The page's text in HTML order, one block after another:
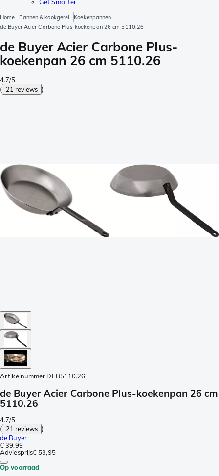
Get Smarter
Home Pannen & kookgerei
Koekenpannen
de Buyer Acier Carbone Plus-koekenpan 26 cm 5110.26
de Buyer Acier Carbone Plus-
koekenpan 26 cm 5110.26
4.7/5
( 21 reviews )
Artikelnummer DEB5110.26
de Buyer Acier Carbone Plus-koekenpan 26 cm
5110.26
4.7/5
( 21 reviews )
de Buyer
€ 39,99
Adviesprijs€ 53,95
Op voorraad